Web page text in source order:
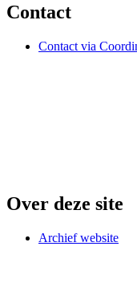
Contact
Contact via
Over deze site
Archief website